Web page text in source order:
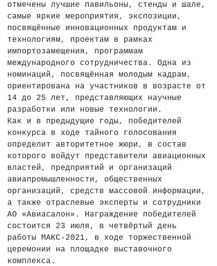
отмечены лучшие павильоны, стенды и шале,
самые яркие мероприятия, экспозиции,
посвящённые инновационных продуктам и
технологиям, проектам в рамках
импортозамещения, программам
международного сотрудничества. Одна из
номинаций, посвящённая молодым кадрам,
ориентирована на участников в возрасте от
14 до 25 лет, представляющих научные
разработки или новые технологии.
Как и в предыдущие годы, победителей
конкурса в ходе тайного голосования
определит авторитетное жюри, в состав
которого войдут представители авиационных
властей, предприятий и организаций
авиапромышленности, общественных
организаций, средств массовой информации,
а также отраслевые эксперты и сотрудники
АО «Авиасалон». Награждение победителей
состоится 23 июля, в четвёртый день
работы МАКС-2021, в ходе торжественной
церемонии на площадке выставочного
комплекса.